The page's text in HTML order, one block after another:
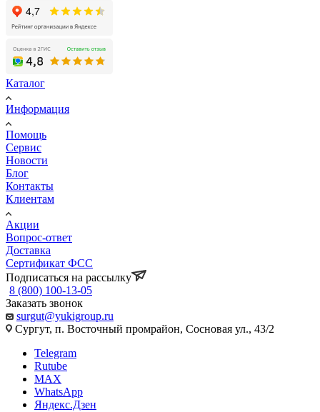
Каталог
Информация
Помощь
Сервис
Новости
Блог
Контакты
Клиентам
Акции
Вопрос-ответ
Доставка
Сертификат ФСС
Подписаться на рассылку
8 (800) 100-13-05
Заказать звонок
surgut@yukigroup.ru
Сургут, п. Восточный промрайон, Сосновая ул., 43/2
Telegram
Rutube
MAX
WhatsApp
Яндекс.Дзен